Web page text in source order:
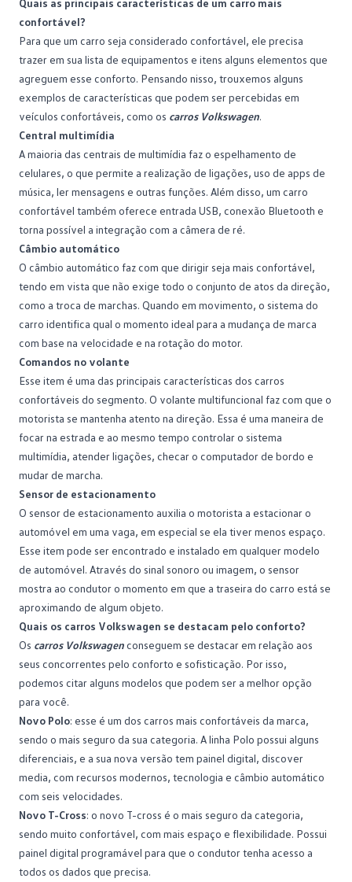
confortável?
Para que um carro seja considerado confortável, ele precisa
trazer em sua lista de equipamentos e itens alguns elementos que
agreguem esse conforto. Pensando nisso, trouxemos alguns
exemplos de características que podem ser percebidas em
veículos confortáveis, como os carros Volkswagen.
Central multimídia
A maioria das centrais de multimídia faz o espelhamento de
celulares, o que permite a realização de ligações, uso de apps de
música, ler mensagens e outras funções. Além disso, um carro
confortável também oferece entrada USB, conexão Bluetooth e
torna possível a integração com a câmera de ré.
Câmbio automático
O câmbio automático faz com que dirigir seja mais confortável,
tendo em vista que não exige todo o conjunto de atos da direção,
como a troca de marchas. Quando em movimento, o sistema do
carro identifica qual o momento ideal para a mudança de marca
com base na velocidade e na rotação do motor.
Comandos no volante
Esse item é uma das principais características dos carros
confortáveis do segmento. O volante multifuncional faz com que o
motorista se mantenha atento na direção. Essa é uma maneira de
focar na estrada e ao mesmo tempo controlar o sistema
multimídia, atender ligações, checar o computador de bordo e
mudar de marcha.
Sensor de estacionamento
O sensor de estacionamento auxilia o motorista a estacionar o
automóvel em uma vaga, em especial se ela tiver menos espaço.
Esse item pode ser encontrado e instalado em qualquer modelo
de automóvel. Através do sinal sonoro ou imagem, o sensor
mostra ao condutor o momento em que a traseira do carro está se
aproximando de algum objeto.
Quais os carros Volkswagen se destacam pelo conforto?
Os carros Volkswagenconseguem se destacar em relação aos
seus concorrentes pelo conforto e sofisticação. Por isso,
podemos citar alguns modelos que podem ser a melhor opção
para você.
Novo Polo: esse é um dos carros mais confortáveis da marca,
sendo o mais seguro da sua categoria. Alinha Polo possui alguns
diferenciais, e a sua nova versão tem painel digital, discover
media, com recursos modernos, tecnologia e câmbio automático
com seis velocidades.
Novo T-Cross: o novo T-cross é o mais seguro da categoria,
sendo muito confortável, com mais espaço e flexibilidade. Possui
painel digital programável para que o condutor tenha acesso a
todos os dados que precisa.